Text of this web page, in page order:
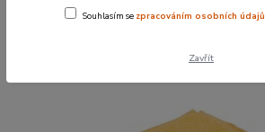
Souhlasím se zpracováním osobních údajů
Zavřít